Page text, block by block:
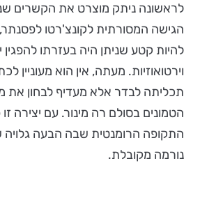
לראשונה ניתק מוצרט את הקשרים
הגישה המסורתית לקונצ'רטו
להיות קטע שניתן היה בעזרתו להפגין
וירטואוזיות. מעתה, אין הוא מעוניין
תכליתה לבדר אלא מעדיף לבחון את
הטמונים בסולם רה מינור. עם יצירה
התקופה הרומנטית שבה הבעה גלויה
נורמה מקובלת.